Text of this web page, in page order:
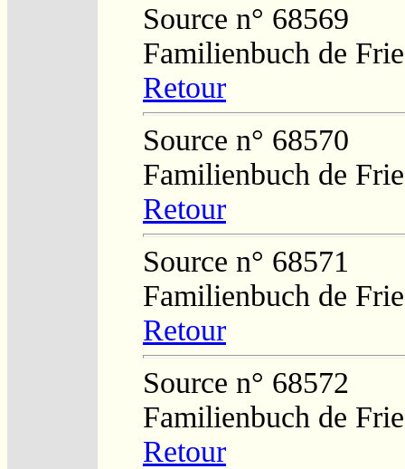
Source n° 68569
Familienbuch de
Retour
Source n° 68570
Familienbuch de
Retour
Source n° 68571
Familienbuch de
Retour
Source n° 68572
Familienbuch de
Retour